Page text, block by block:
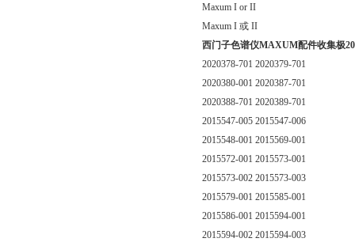
Maxum I or II
Maxum I 或 II
西门子色谱仪MAXUM配件收集极
2020378-701 2020379-701
2020380-001 2020387-701
2020388-701 2020389-701
2015547-005 2015547-006
2015548-001 2015569-001
2015572-001 2015573-001
2015573-002 2015573-003
2015579-001 2015585-001
2015586-001 2015594-001
2015594-002 2015594-003